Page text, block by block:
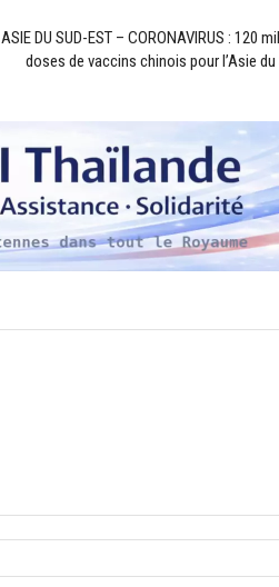
ASIE DU SUD-EST – CORONAVIRUS : 120
doses de vaccins chinois pour l’Asie